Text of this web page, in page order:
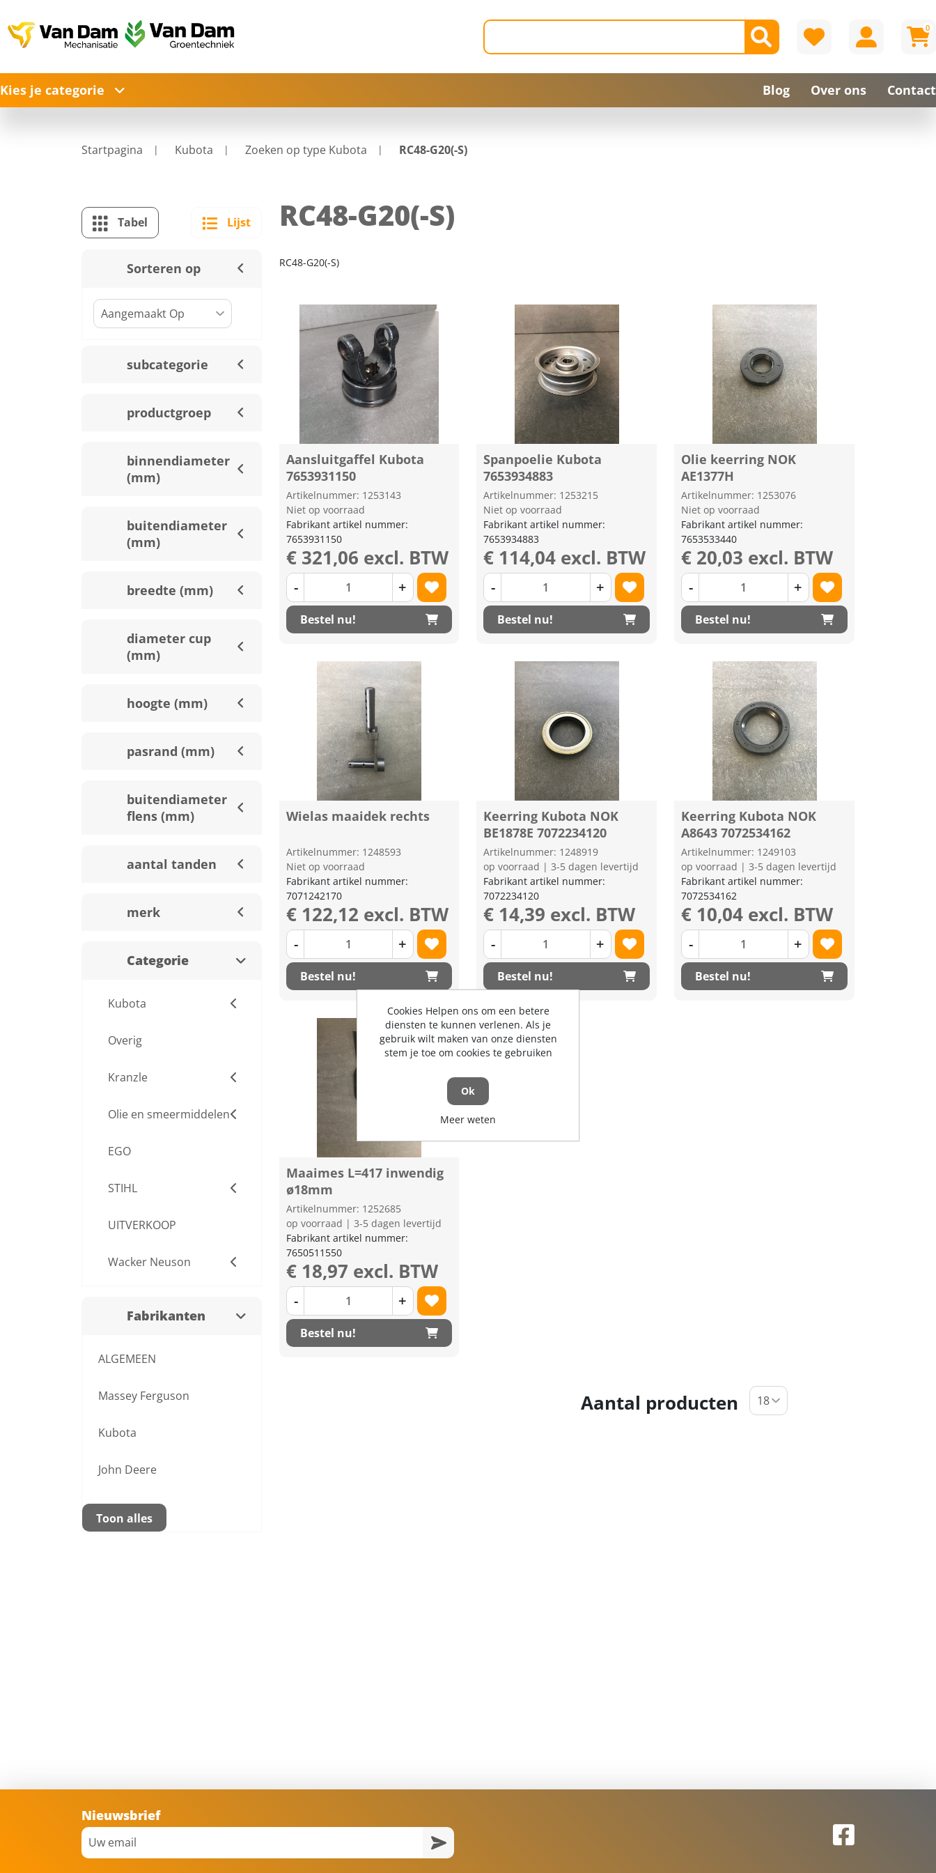
0
Kies je categorie Blog Over ons Contact
Startpagina Kubota Zoeken op type Kubota RC48-G20(-S)
Tabel Lijst
Sorteren op
subcategorie
productgroep
binnendiameter
(mm)
buitendiameter
(mm)
breedte (mm)
diameter cup
(mm)
hoogte (mm)
pasrand (mm)
buitendiameter
flens (mm)
aantal tanden
merk
Categorie
Kubota
Overig
Kranzle
Olie en smeermiddelen
EGO
STIHL
UITVERKOOP
Wacker Neuson
Fabrikanten
ALGEMEEN
Massey Ferguson
Kubota
John Deere
Toon alles
RC48-G20(-S)
RC48-G20(-S)
Aansluitgaffel Kubota
7653931150
Artikelnummer: 1253143
Niet op voorraad
Fabrikant artikel nummer:
7653931150
€ 321,06 excl. BTW
- +
Bestel nu!
Spanpoelie Kubota
7653934883
Artikelnummer: 1253215
Niet op voorraad
Fabrikant artikel nummer:
7653934883
€ 114,04 excl. BTW
- +
Bestel nu!
Olie keerring NOK
AE1377H
Artikelnummer: 1253076
Niet op voorraad
Fabrikant artikel nummer:
7653533440
€ 20,03 excl. BTW
- +
Bestel nu!
Wielas maaidek rechts
Artikelnummer: 1248593
Niet op voorraad
Fabrikant artikel nummer:
7071242170
€ 122,12 excl. BTW
- +
Bestel nu!
Keerring Kubota NOK
BE1878E 7072234120
Artikelnummer: 1248919
op voorraad | 3-5 dagen levertijd
Fabrikant artikel nummer:
7072234120
€ 14,39 excl. BTW
- +
Bestel nu!
Keerring Kubota NOK
A8643 7072534162
Artikelnummer: 1249103
op voorraad | 3-5 dagen levertijd
Fabrikant artikel nummer:
7072534162
€ 10,04 excl. BTW
- +
Bestel nu!
Maaimes L=417 inwendig
ø18mm
Artikelnummer: 1252685
op voorraad | 3-5 dagen levertijd
Fabrikant artikel nummer:
7650511550
€ 18,97 excl. BTW
- +
Bestel nu!
Aantal producten
Nieuwsbrief
Cookies Helpen ons om een betere
diensten te kunnen verlenen. Als je
gebruik wilt maken van onze diensten
stem je toe om cookies te gebruiken
Ok
Meer weten